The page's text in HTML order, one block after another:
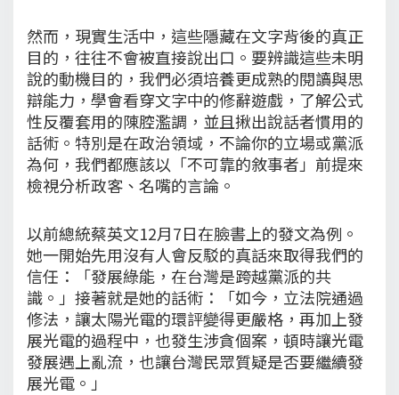
然而，現實生活中，這些隱藏在文字背後的真正
目的，往往不會被直接說出口。要辨識這些未明
說的動機目的，我們必須培養更成熟的閱讀與思
辯能力，學會看穿文字中的修辭遊戲，了解公式
性反覆套用的陳腔濫調，並且揪出說話者慣用的
話術。特別是在政治領域，不論你的立場或黨派
為何，我們都應該以「不可靠的敘事者」前提來
檢視分析政客、名嘴的言論。
以前總統蔡英文12月7日在臉書上的發文為例。
她一開始先用沒有人會反駁的真話來取得我們的
信任：「發展綠能，在台灣是跨越黨派的共
識。」接著就是她的話術：「如今，立法院通過
修法，讓太陽光電的環評變得更嚴格，再加上發
展光電的過程中，也發生涉貪個案，頓時讓光電
發展遇上亂流，也讓台灣民眾質疑是否要繼續發
展光電。」